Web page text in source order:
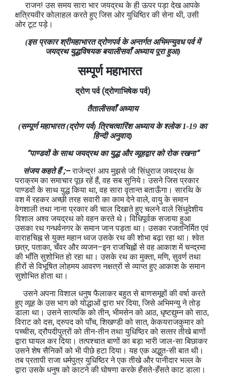
राजन! उस समय सारा भार जयद्रथ के ही ऊपर पड़ा देख आपके
क्षत्रियवीर कोलाहल करते हुए जिस ओर युधिष्ठिर की सेना थी, उसी
ओर टूट पड़े।
(इस प्रकार श्रीमहाभारत द्रोणपर्व के अन्‍तर्गत अभिमन्‍युवध पर्व में
जयद्रथ युद्धविषयक बयालीसवाँ अध्‍याय पूरा हुआ)
सम्पूर्ण महाभारत
द्रोणपर्व(द्रोणाभिषेक पर्व)
तैतालीसवाँ अध्याय
(सम्पूर्ण महाभारत (द्रोण पर्व) त्रिचत्‍वारिंश अध्याय के श्लोक 1-19 का
हिन्दी अनुवाद)
“पाण्‍डवों के साथ जयद्रथ का युद्ध और व्‍यूहद्वार को रोक रखना”
संजय कहते हैं ;–राजेन्‍द्र! आप मुझसे जो सिंधुराज जयद्रथ के
पराक्रम का समाचार पूछ रहें हैं, वह सब सुनिये। उसने जिस प्रकार
पाण्‍डवों के साथ युद्ध किया था, वह सारा वृतान्‍त बताऊँगा। सारथि के
वश में रहकर अच्‍छी तरह सवारी का काम देने वाले, वायु के समान
वेगशाली तथा नाना प्रकार की चाल दिखाते हुए चलने वाले सिंधुदेशीय
विशाल अश्व जयद्रथ को वहन करते थे। विधिपूर्वक सजाया हुआ
उसका रथ गन्‍धर्वनगर के समान जान पड़ता था। उसका रजतनिर्मित एवं
वाराहचिह्न से युक्‍त महान ध्वज उसके रथ की शोभा बढ़ा रहा था। श्‍वेत
छत्र, पताका, चँवर और व्‍यजन–इन राजचिह्नों से वह आकाश में चन्द्रमा
की भाँति सुशोभित हो रहा था। उसके रथ का मुक्ता, मणि, सुवर्ण तथा
हीरों से विभूषित लोहमय आवरण नक्षत्रों से व्‍याप्‍त हुए आकाश के समान
सुशोभित होता था।
उसने अपना विशाल धनुष फैलाकर बहुत से बाणसमूहों की वर्षा करते
हुए व्‍यूह के उस भाग को योद्धाओं द्वारा भर दिया, जिसे अभिमन्‍यु ने तोड़
डाला था। उसने सात्‍यकि को तीन, भीमसेन को आठ, धृष्टद्युम्न को साठ,
विराट को दस, द्रुपद को पाँच, शिखण्‍डी को सात, केकयराजकुमार को
पच्चीस, द्रौपदीपुत्रों को तीन-तीन तथा युधिष्ठिर को सत्‍तर तीखे बाणों
द्वारा घायल कर दिया। तत्‍पश्चात बाणों का बड़ा भारी जाल-सा बिछाकर
उसने शेष सैनिकों को भी पीछे हटा दिया। यह एक अद्भुत-सी बात थी।
तब प्रतापी राजा धर्मपुत्र युधिष्ठिर ने एक तीखे और पानीदार भल्ल के
द्वारा उसके धनुष को काटने की घोषणा करके हँसते-हँसते काट डाला।